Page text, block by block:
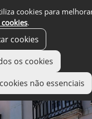
cookies para
.
cookies
os cookies
não essenciais